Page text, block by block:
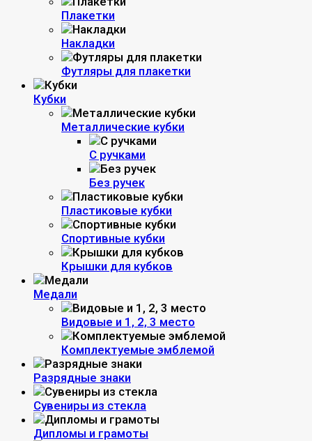
Плакетки
Накладки
Футляры для плакетки
Кубки
Металлические кубки
С ручками
Без ручек
Пластиковые кубки
Спортивные кубки
Крышки для кубков
Медали
Видовые и 1, 2, 3 место
Комплектуемые эмблемой
Разрядные знаки
Сувениры из стекла
Дипломы и грамоты